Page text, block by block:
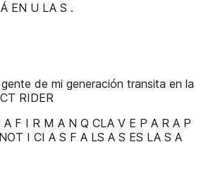
EN U LA S .
de mi generación transita en la
RIDER
A F I R M A N Q CLA V E P A R A P
I CI A S F A LS A S ES LA S A